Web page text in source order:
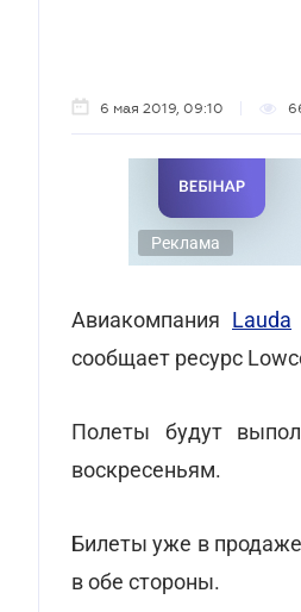
6 мая 2019, 09:10
Реклама
Авиакомпания Lauda
сообщает ресурс
Полеты будут
воскресеньям.
Билеты уже в продаже
в обе стороны.